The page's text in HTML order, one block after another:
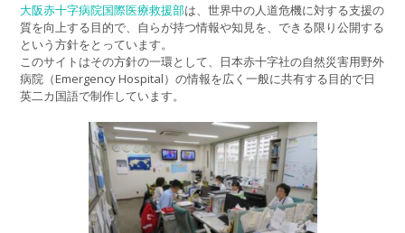
大阪赤十字病院国際医療救援部は、世界中の人道危機に対する支援の
質を向上する目的で、自らが持つ情報や知見を、できる限り公開する
という方針をとっています。
このサイトはその方針の一環として、日本赤十字社の自然災害用野外
病院（Emergency Hospital）の情報を広く一般に共有する目的で日
英二カ国語で制作しています。